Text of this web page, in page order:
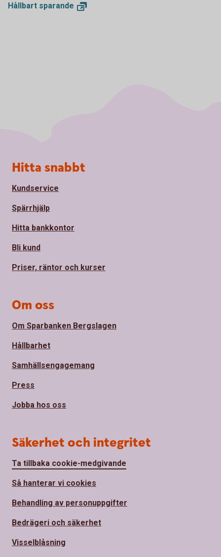
Hållbart sparande
Sidfot
Hitta snabbt
Kundservice
Spärrhjälp
Hitta bankkontor
Bli kund
Priser, räntor och kurser
Om oss
Om Sparbanken Bergslagen
Hållbarhet
Samhällsengagemang
Press
Jobba hos oss
Säkerhet och integritet
Ta tillbaka cookie-medgivande
Så hanterar vi cookies
Behandling av personuppgifter
Bedrägeri och säkerhet
Visselblåsning